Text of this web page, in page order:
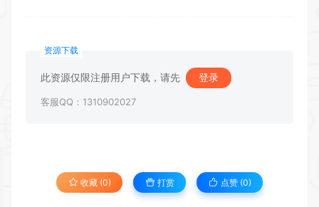
资源下载
此资源仅限注册用户下载，请先 登录
客服QQ：1310902027
收藏 (0) 打赏 点赞 (0)